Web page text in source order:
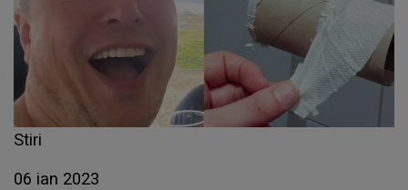
Stiri
06 ian 2023